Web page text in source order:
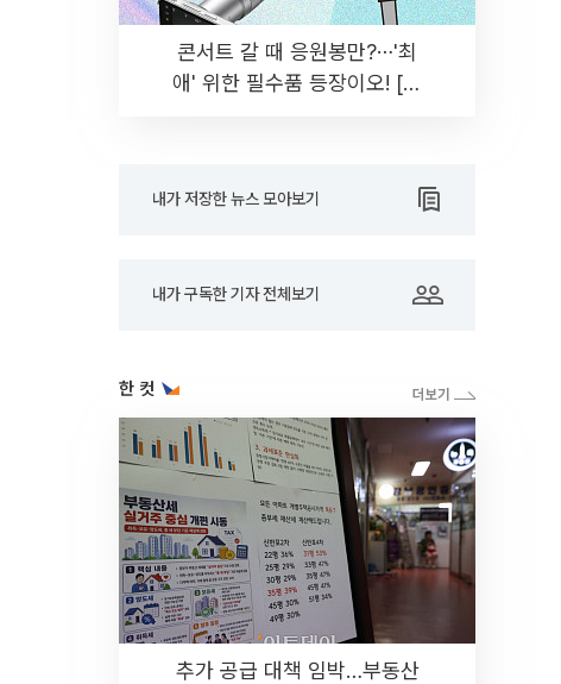
콘서트 갈 때 응원봉만?⋯'최
애' 위한 필수품 등장이오! [솔
내가 저장한 뉴스 모아보기
내가 구독한 기자 전체보기
한 컷
추가 공급 대책 임박…부동산